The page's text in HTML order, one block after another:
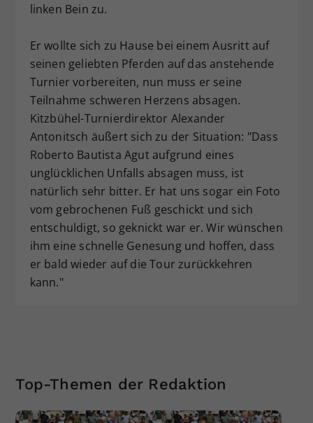
linken Bein zu.
Er wollte sich zu Hause bei einem Ausritt auf
seinen geliebten Pferden auf das anstehende
Turnier vorbereiten, nun muss er seine
Teilnahme schweren Herzens absagen.
Kitzbühel-Turnierdirektor Alexander
Antonitsch äußert sich zu der Situation: "Dass
Roberto Bautista Agut aufgrund eines
unglücklichen Unfalls absagen muss, ist
natürlich sehr bitter. Er hat uns sogar ein Foto
vom gebrochenen Fuß geschickt und sich
entschuldigt, so geknickt war er. Wir wünschen
ihm eine schnelle Genesung und hoffen, dass
er bald wieder auf die Tour zurückkehren
kann."
Top-Themen der Redaktion
Zweck
Dieser Wert speichert Ihre Consent-
zufällig generierte ID, für die
historische Speicherung Ihrer
vorgenommen Einstellungen, falls der
Webseiten-Betreiber dies eingestellt